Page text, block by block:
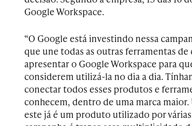
Google Workspace.
“O Google está investindo nessa
que une todas as outras ferramentas de
apresentar o Google Workspace para
considerem utilizá-la no dia a dia.
conectar todos esses produtos e
conhecem, dentro de uma marca
este já é um produto utilizado por